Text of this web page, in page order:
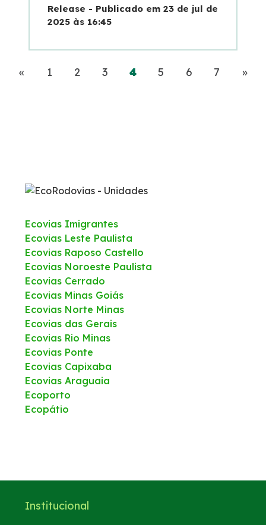
Release - Publicado em 23 de jul de
2025 às 16:45
«Anterior
1 2 3 4(current)
5 6 7 »
Ecovias Imigrantes
Ecovias Leste Paulista
Ecovias Raposo Castello
Ecovias Noroeste Paulista
Ecovias Cerrado
Ecovias Minas Goiás
Ecovias Norte Minas
Ecovias das Gerais
Ecovias Rio Minas
Ecovias Ponte
Ecovias Capixaba
Ecovias Araguaia
Ecoporto
Ecopátio
Institucional